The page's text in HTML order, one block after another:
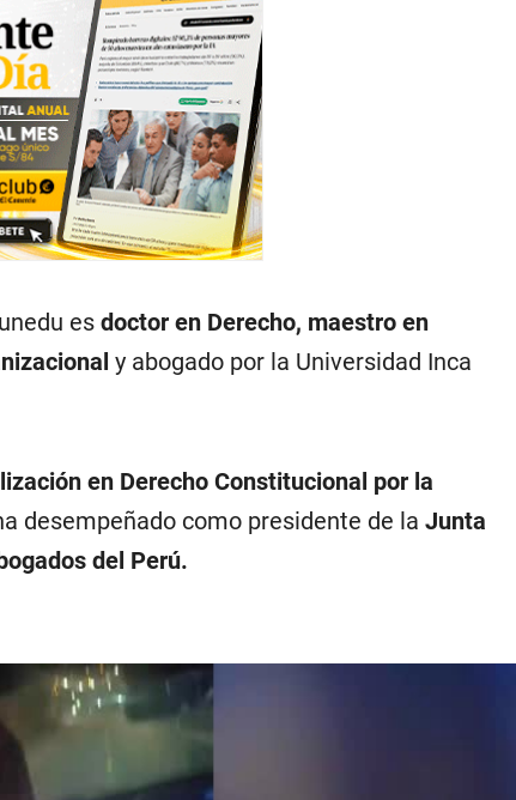
es doctor en Derecho, maestro en
y abogado por la Universidad Inca
en Derecho Constitucional por la
desempeñado como presidente de la Junta
del Perú.